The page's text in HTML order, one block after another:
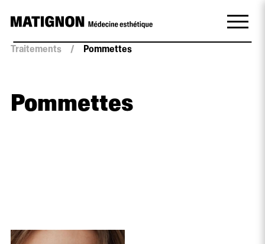
Traitements / Pommettes
Pommettes